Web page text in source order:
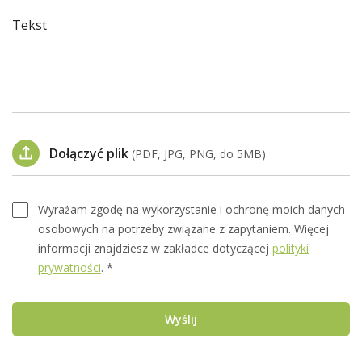
Tekst
Dołączyć plik (PDF, JPG, PNG, do 5MB)
Wyrażam zgodę na wykorzystanie i ochronę moich danych
osobowych na potrzeby związane z zapytaniem. Więcej
informacji znajdziesz w zakładce dotyczącej polityki
prywatności. *
Wyślij